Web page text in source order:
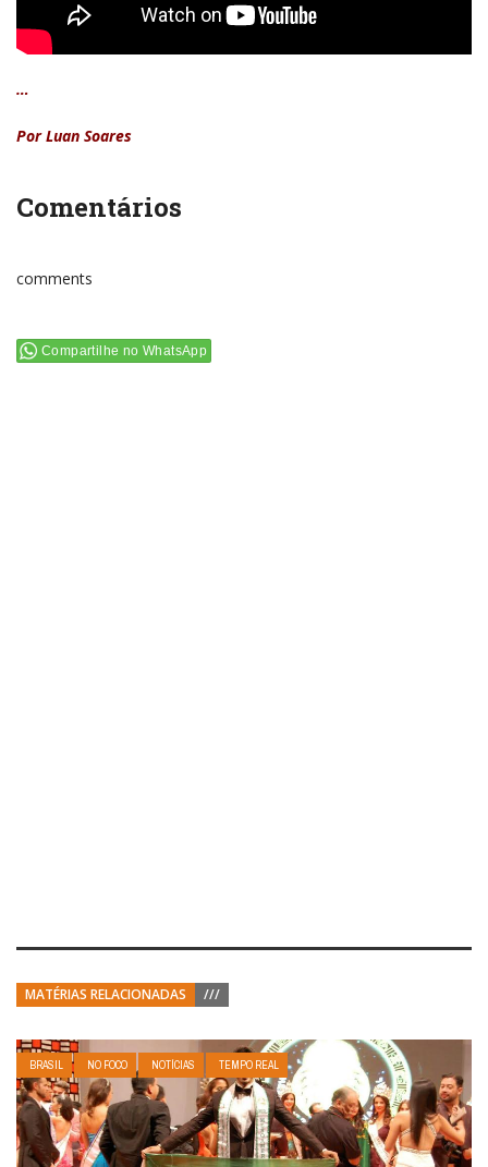
…
Por Luan Soares
Comentários
comments
Compartilhe no WhatsApp
MATÉRIAS RELACIONADAS ///
BRASIL NO FOCO NOTÍCIAS TEMPO REAL